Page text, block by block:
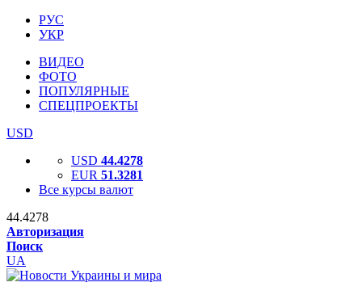
РУС
УКР
ВИДЕО
ФОТО
ПОПУЛЯРНЫЕ
СПЕЦПРОЕКТЫ
USD
USD 44.4278
EUR 51.3281
Все курсы валют
44.4278
Авторизация
Поиск
UA